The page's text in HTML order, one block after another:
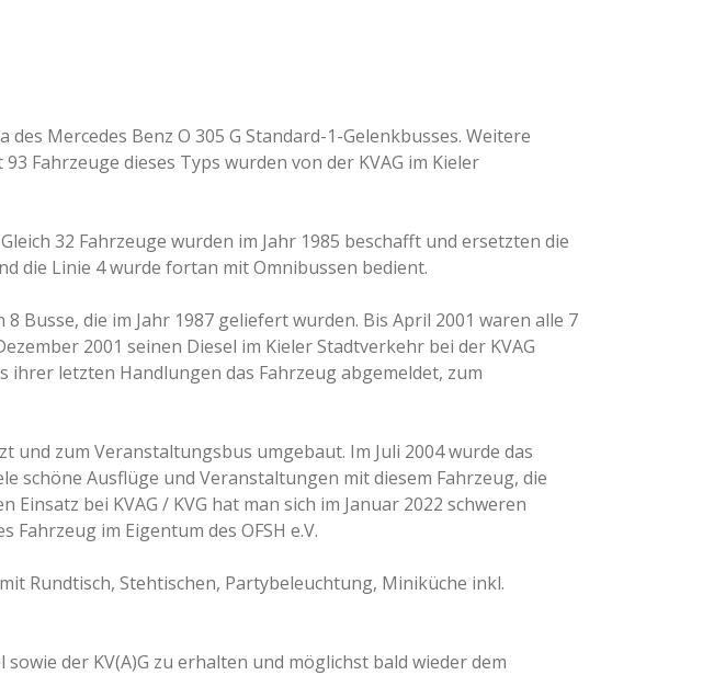
Mercedes Benz O 305 G Standard-1-Gelenkbusses. Weitere
Fahrzeuge dieses Typs wurden von der KVAG im Kieler
32 Fahrzeuge wurden im Jahr 1985 beschafft und ersetzten die
die Linie 4 wurde fortan mit Omnibussen bedient.
Busse, die im Jahr 1987 geliefert wurden. Bis April 2001 waren alle 7
2001 seinen Diesel im Kieler Stadtverkehr bei der KVAG
ihrer letzten Handlungen das Fahrzeug abgemeldet, zum
und zum Veranstaltungsbus umgebaut. Im Juli 2004 wurde das
schöne Ausflüge und Veranstaltungen mit diesem Fahrzeug, die
bei KVAG / KVG hat man sich im Januar 2022 schweren
Fahrzeug im Eigentum des OFSH e.V.
Rundtisch, Stehtischen, Partybeleuchtung, Miniküche inkl.
der KV(A)G zu erhalten und möglichst bald wieder dem